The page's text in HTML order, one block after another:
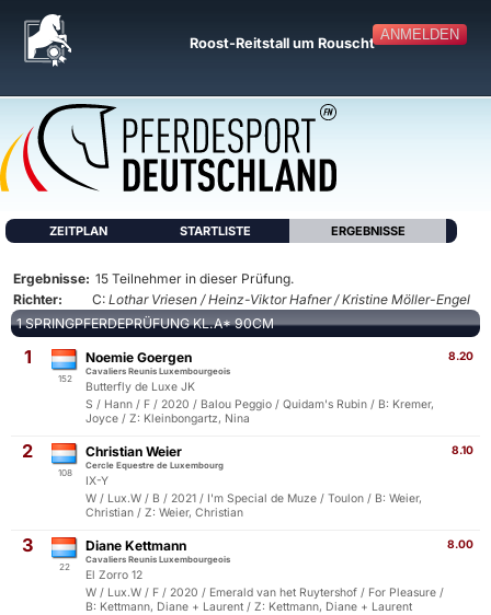
ANMELDEN
Roost-Reitstall um Rouscht
ZEITPLAN STARTLISTE ERGEBNISSE
Ergebnisse: 15 Teilnehmer in dieser Prüfung.
Richter:
C: Lothar Vriesen / Heinz-Viktor Hafner / Kristine Möller-Engel
1 SPRINGPFERDEPRÜFUNG KL.A* 90CM
1
152
8.20
Noemie Goergen
Cavaliers Reunis Luxembourgeois
Butterfly de Luxe JK
S / Hann / F / 2020 / Balou Peggio / Quidam's Rubin / B: Kremer,
Joyce / Z: Kleinbongartz, Nina
2
108
8.10
Christian Weier
Cercle Equestre de Luxembourg
IX-Y
W / Lux.W / B / 2021 / I'm Special de Muze / Toulon / B: Weier,
Christian / Z: Weier, Christian
3
22
8.00
Diane Kettmann
Cavaliers Reunis Luxembourgeois
El Zorro 12
W / Lux.W / F / 2020 / Emerald van het Ruytershof / For Pleasure /
B: Kettmann, Diane + Laurent / Z: Kettmann, Diane + Laurent